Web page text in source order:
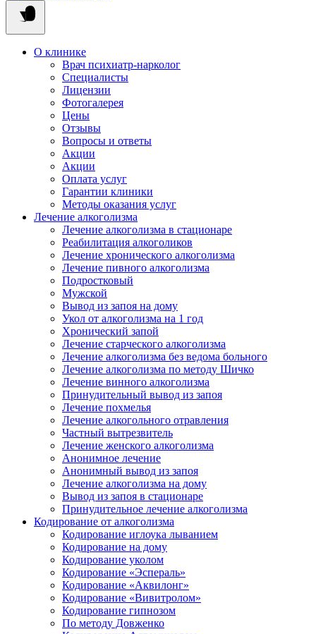
О клинике
Врач психиатр-нарколог
Специалисты
Лицензии
Фотогалерея
Цены
Отзывы
Вопросы и ответы
Акции
Акции
Оплата услуг
Гарантии клиники
Методы оказания услуг
Лечение алкоголизма
Лечение алкоголизма в стационаре
Реабилитация алкоголиков
Лечение хронического алкоголизма
Лечение пивного алкоголизма
Подростковый
Мужской
Вывод из запоя на дому
Укол от алкоголизма на 1 год
Хронический запой
Лечение старческого алкоголизма
Лечение алкоголизма без ведома больного
Лечение алкоголизма по методу Шичко
Лечение винного алкоголизма
Принудительный вывод из запоя
Лечение похмелья
Лечение алкогольного отравления
Частный вытрезвитель
Лечение женского алкоголизма
Анонимное лечение
Анонимный вывод из запоя
Лечение алкоголизма на дому
Вывод из запоя в стационаре
Принудительное лечение алкоголизма
Кодирование от алкоголизма
Кодирование иглоука лыванием
Кодирование на дому
Кодирование уколом
Кодирование «Эспераль»
Кодирование «Аквилонг»
Кодирование «Вивитролом»
Кодирование гипнозом
По методу Довженко